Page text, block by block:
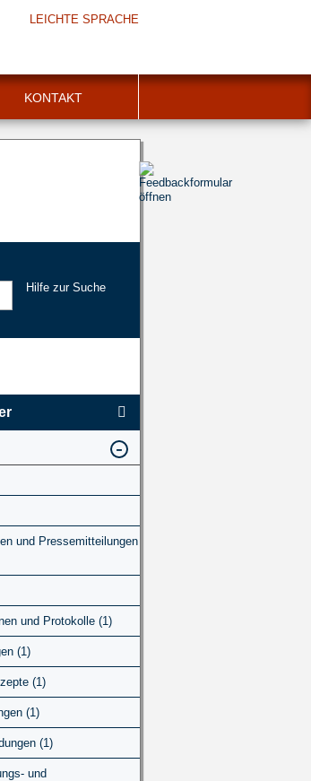
LEICHTE SPRACHE
KONTAKT
Hilfe zur Suche
und Pressemitteilungen
und Protokolle (1)
(1)
(1)
(1)
(1)
und